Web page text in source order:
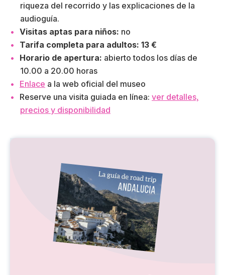
riqueza del recorrido y las explicaciones de la
audioguía.
Visitas aptas para niños: no
Tarifa completa para adultos: 13 €
Horario de apertura: abierto todos los días de
10.00 a 20.00 horas
Enlace a la web oficial del museo
Reserve una visita guiada en línea: ver detalles,
precios y disponibilidad